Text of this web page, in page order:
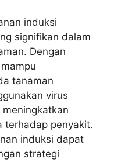
induksi
signifikan dalam
Dengan
tanaman
virus
terhadap penyakit.
induksi dapat
strategi